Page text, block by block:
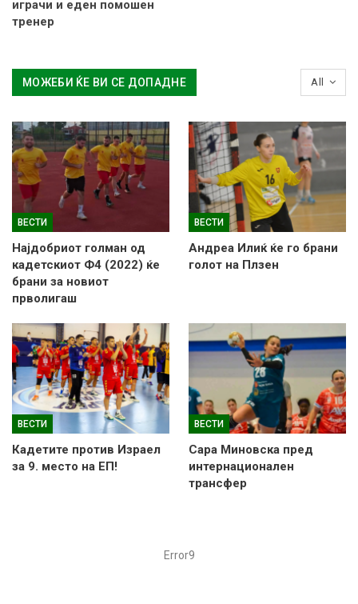
играчи и еден помошен
тренер
All
МОЖЕБИ ЌЕ ВИ СЕ ДОПАДНЕ
ВЕСТИ
Најдобриот голман од
кадетскиот Ф4 (2022) ќе
брани за новиот
прволигаш
ВЕСТИ
Андреа Илиќ ќе го брани
голот на Плзен
ВЕСТИ
Кадетите против Израел
за 9. место на ЕП!
ВЕСТИ
Сара Миновска пред
интернационален
трансфер
Error9